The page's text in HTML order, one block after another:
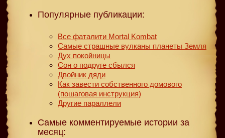
Популярные публикации:
Все фаталити Mortal Kombat
Самые страшные вулканы планеты Земля
Дух покойницы
Сон о подруге сбылся
Двойник дяди
Как завести собственного домового
(пошаговая инструкция)
Другие параллели
Самые комментируемые истории за
месяц: